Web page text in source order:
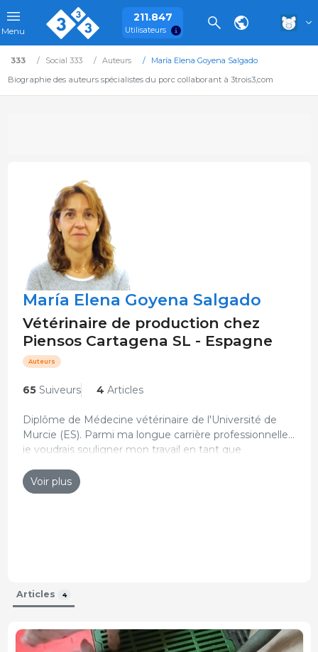
Menu
211.847
Utilisateurs
333 Social 333 Auteurs
María Elena Goyena Salgado
Biographie des auteurs spécialistes du porc collaborant à 3trois3,com
María Elena Goyena Salgado
Vétérinaire de production chez
Piensos Cartagena SL - Espagne
Auteurs
65Suiveurs 4 Articles
Diplôme de Médecine vétérinaire de l'Université de
Murcie (ES). Parmi ma longue carrière professionnelle,
je voudrais souligner mon travail en tant que
vétérinaire de production chez Piensos Cartagena SL.
Voir plus
Articles 4